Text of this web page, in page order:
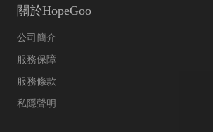
關於HopeGoo
公司簡介
服務保障
服務條款
私隱聲明